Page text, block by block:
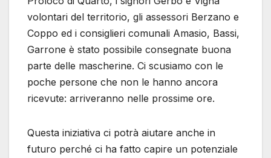
volontari del territorio, gli assessori Berzano e
Coppo ed i consiglieri comunali Amasio, Bassi,
Garrone è stato possibile consegnate buona
parte delle mascherine. Ci scusiamo con le
poche persone che non le hanno ancora
ricevute: arriveranno nelle prossime ore.
Questa iniziativa ci potrà aiutare anche in
futuro perché ci ha fatto capire un potenziale